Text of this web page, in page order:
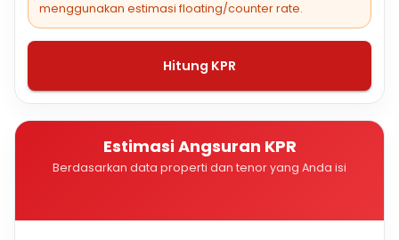
menggunakan estimasi floating/counter rate.
Hitung KPR
Estimasi Angsuran KPR
Berdasarkan data properti dan tenor yang Anda isi